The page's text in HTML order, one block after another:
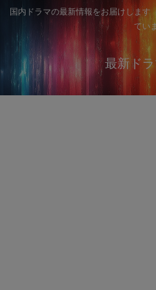
国内ドラマの最新情報をお届けします
てい
最新ド